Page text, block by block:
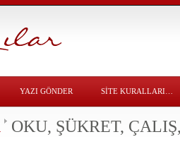
YAZI GÖNDER SITE KURALLARI…
OKU, ŞÜKRET,